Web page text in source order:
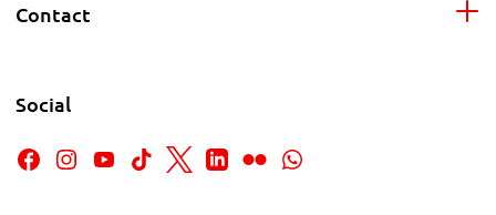
Contact
Social